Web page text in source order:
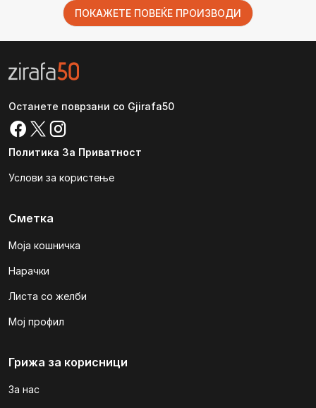
ПОКАЖЕТЕ ПОВЕЌЕ ПРОИЗВОДИ
Останете поврзани со Gjirafa50
Политика За Приватност
Услови за користење
Сметка
Моја кошничка
Нарачки
Листа со желби
Мој профил
Грижа за корисници
За нас